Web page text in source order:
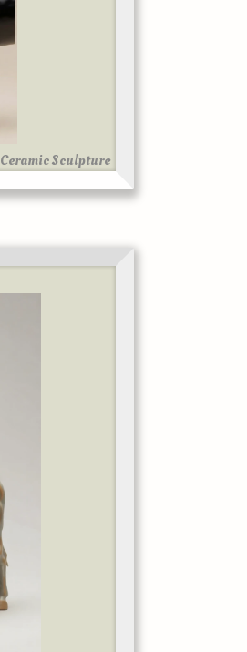
Ceramic Sculpture